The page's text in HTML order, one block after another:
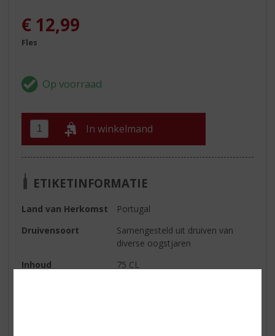
€ 12,99
Fles
In winkelmand
ETIKETINFORMATIE
Land van Herkomst
Portugal
Druivensoort
Samengesteld uit druiven van
diverse oogstjaren
Inhoud
75 CL